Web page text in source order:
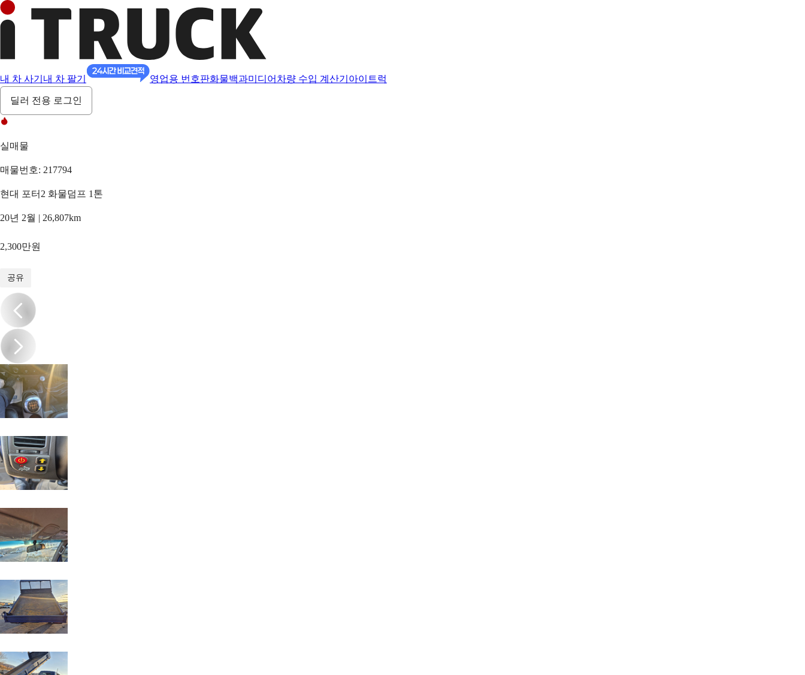
내 차 사기 내 차 팔기 영업용 번호판화물백과미디어 차량 수입 계산기 아이트럭
딜러 전용 로그인
실매물
매물번호: 217794
현대 포터2 화물덤프 1톤
20년 2월 | 26,807km
2,300만원
공유
/18